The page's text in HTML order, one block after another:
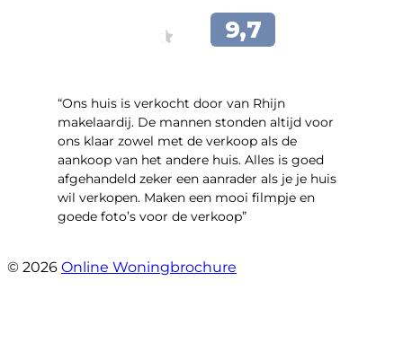
“Ons huis is verkocht door van Rhijn
makelaardij. De mannen stonden altijd voor
ons klaar zowel met de verkoop als de
aankoop van het andere huis. Alles is goed
afgehandeld zeker een aanrader als je je huis
wil verkopen. Maken een mooi filmpje en
goede foto’s voor de verkoop”
© 2026 Online Woningbrochure